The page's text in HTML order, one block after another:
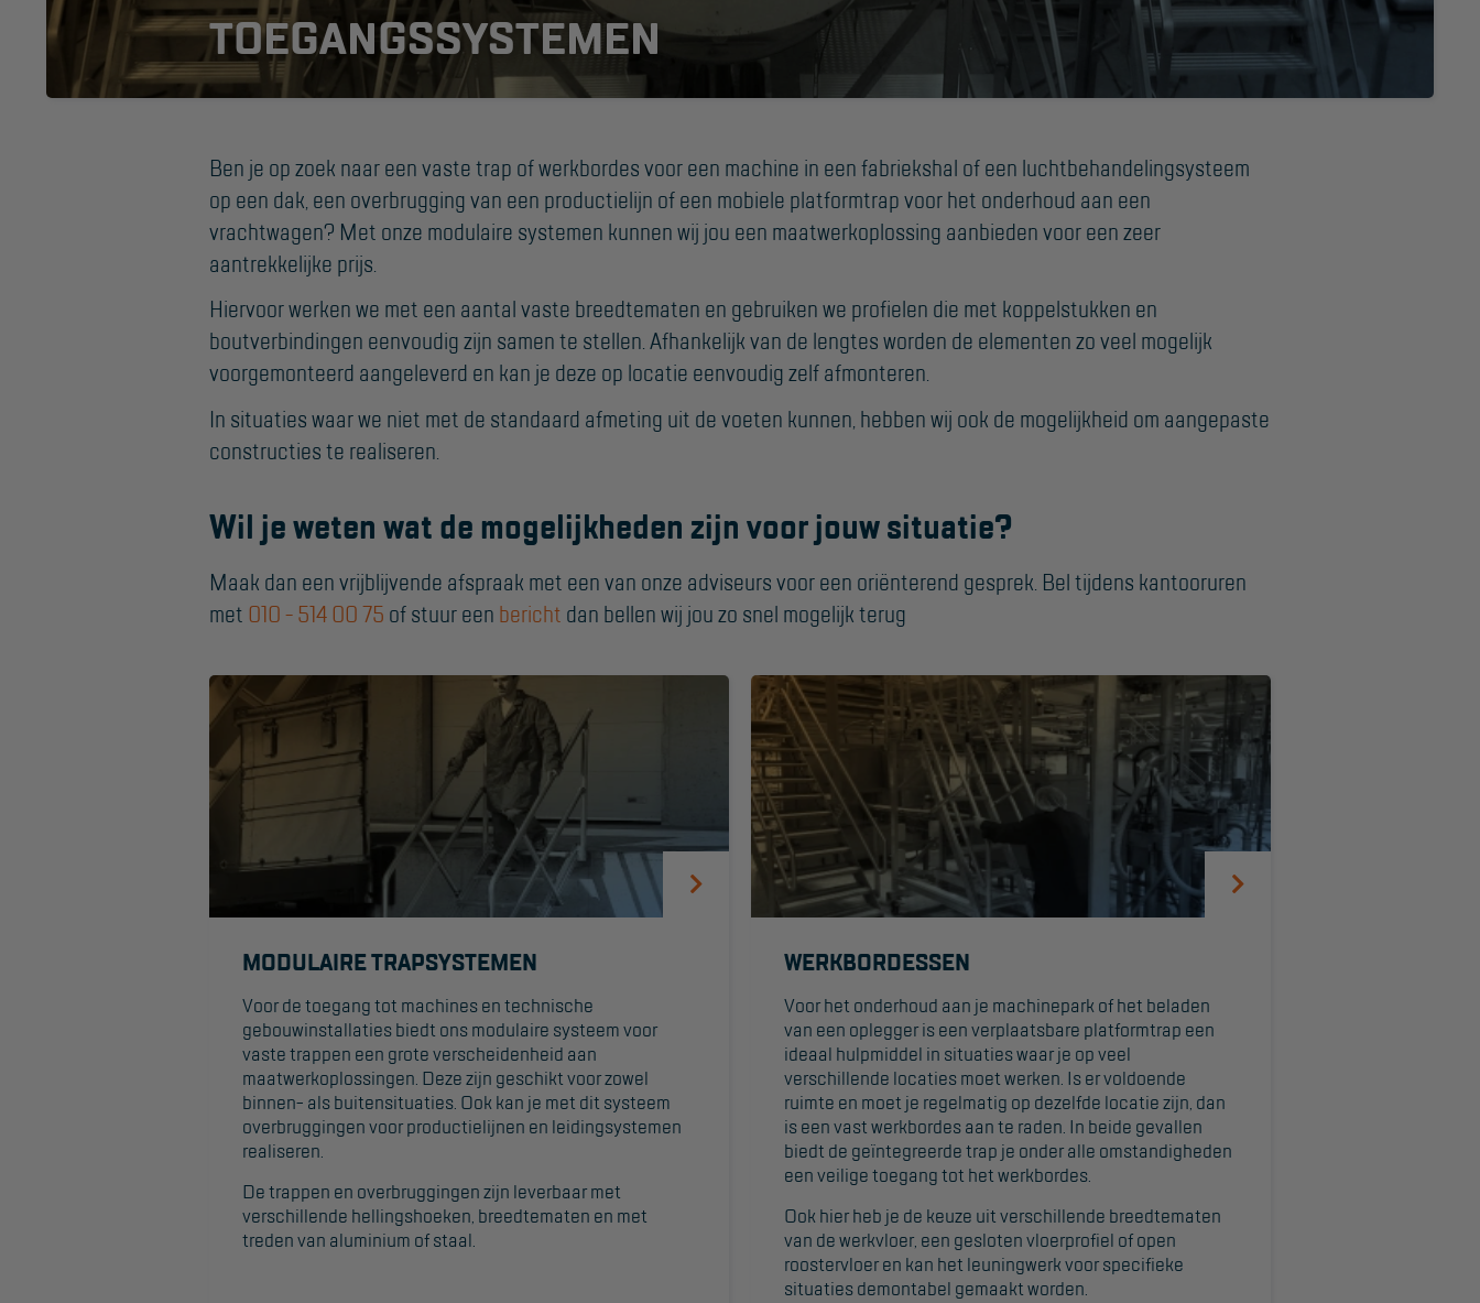
Project toepassingen
Laagbouw
Industrie
Keuring en Inspectie
OVER ONS
Vestigingen
Dealers
Werken bij ons
Product video's
Handleidingen
Tips en trucs
Veelgestelde vragen
Wet- en regelgeving
Algemene
voorwaarden
Webshop voorwaarden
TOEGANGSSYSTEMEN
Ben je op zoek naar een vaste trap of werkbordes voor een machine in een fabriekshal of een luchtbehandelingsysteem
op een dak, een overbrugging van een productielijn of een mobiele platformtrap voor het onderhoud aan een
vrachtwagen? Met onze modulaire systemen kunnen wij jou een maatwerkoplossing aanbieden voor een zeer
aantrekkelijke prijs.
Hiervoor werken we met een aantal vaste breedtematen en gebruiken we profielen die met koppelstukken en
boutverbindingen eenvoudig zijn samen te stellen. Afhankelijk van de lengtes worden de elementen zo veel mogelijk
voorgemonteerd aangeleverd en kan je deze op locatie eenvoudig zelf afmonteren.
In situaties waar we niet met de standaard afmeting uit de voeten kunnen, hebben wij ook de mogelijkheid om aangepaste
constructies te realiseren.
Wil je weten wat de mogelijkheden zijn voor jouw situatie?
Maak dan een vrijblijvende afspraak met een van onze adviseurs voor een oriënterend gesprek. Bel tijdens kantooruren
met 010 - 514 00 75 of stuur een bericht dan bellen wij jou zo snel mogelijk terug
MODULAIRE TRAPSYSTEMEN
Voor de toegang tot machines en technische
gebouwinstallaties biedt ons modulaire systeem voor
vaste trappen een grote verscheidenheid aan
maatwerkoplossingen. Deze zijn geschikt voor zowel
binnen- als buitensituaties. Ook kan je met dit systeem
overbruggingen voor productielijnen en leidingsystemen
realiseren.
De trappen en overbruggingen zijn leverbaar met
verschillende hellingshoeken, breedtematen en met
treden van aluminium of staal.
WERKBORDESSEN
Voor het onderhoud aan je machinepark of het beladen
van een oplegger is een verplaatsbare platformtrap een
ideaal hulpmiddel in situaties waar je op veel
verschillende locaties moet werken. Is er voldoende
ruimte en moet je regelmatig op dezelfde locatie zijn, dan
is een vast werkbordes aan te raden. In beide gevallen
biedt de geïntegreerde trap je onder alle omstandigheden
een veilige toegang tot het werkbordes.
Ook hier heb je de keuze uit verschillende breedtematen
van de werkvloer, een gesloten vloerprofiel of open
roostervloer en kan het leuningwerk voor specifieke
situaties demontabel gemaakt worden.